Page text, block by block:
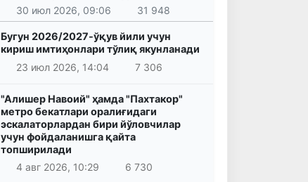
30 июл 2026, 09:06 31 948
Бугун 2026/2027-ўқув йили учун
кириш имтиҳонлари тўлиқ якунланади
23 июл 2026, 14:04
7 306
"Алишер Навоий" ҳамда "Пахтакор"
метро бекатлари оралиғидаги
эскалаторлардан бири йўловчилар
учун фойдаланишга қайта
топширилади
4 авг 2026, 10:29
6 730